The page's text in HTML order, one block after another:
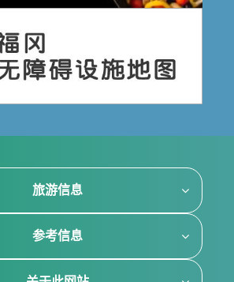
旅游信息
参考信息